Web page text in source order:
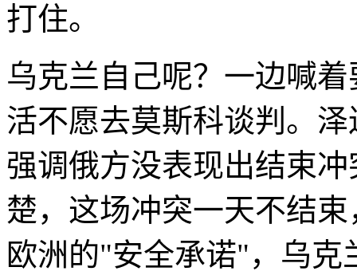
打住。
乌克兰自己呢？一边喊
活不愿去莫斯科谈判。
强调俄方没表现出结束
楚，这场冲突一天不结
欧洲的"安全承诺"，乌